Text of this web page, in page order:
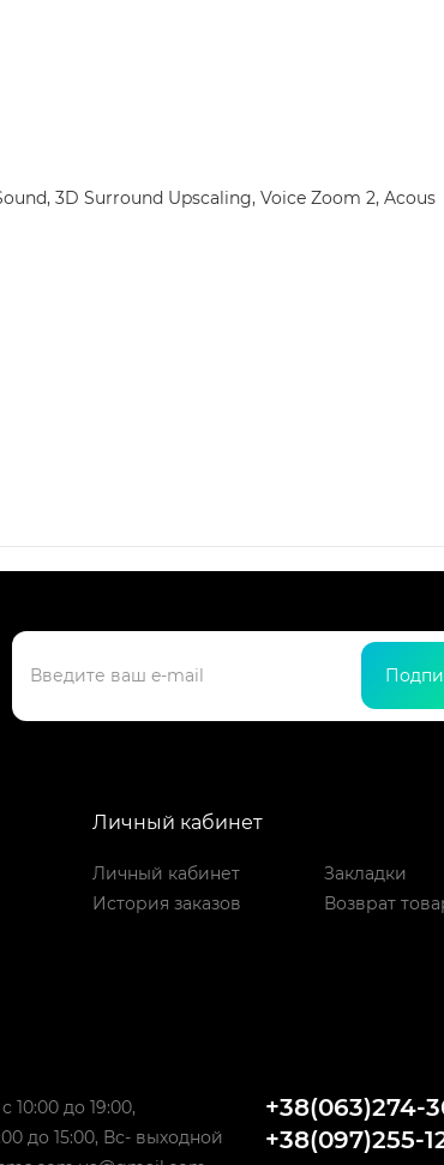
3D Surround Upscaling, Voice Zoom 2, Acous
Личный кабинет
Личный кабинет
История заказов
Закладки
Возврат
10:00 до 19:00,
до 15:00, Вс- выходной
+38(063)274-
+38(097)255-